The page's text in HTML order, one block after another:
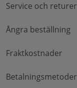
Service och returer
Ångra beställning
Fraktkostnader
Betalningsmetoder